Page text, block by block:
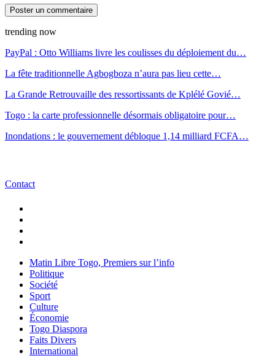
trending now
PayPal : Otto Williams livre les coulisses du déploiement du…
La fête traditionnelle Agbogboza n’aura pas lieu cette…
La Grande Retrouvaille des ressortissants de Kplélé Govié…
Togo : la carte professionnelle désormais obligatoire pour…
Inondations : le gouvernement débloque 1,14 milliard FCFA…
Contact
Matin Libre Togo, Premiers sur l’info
Politique
Société
Sport
Culture
Économie
Togo Diaspora
Faits Divers
International